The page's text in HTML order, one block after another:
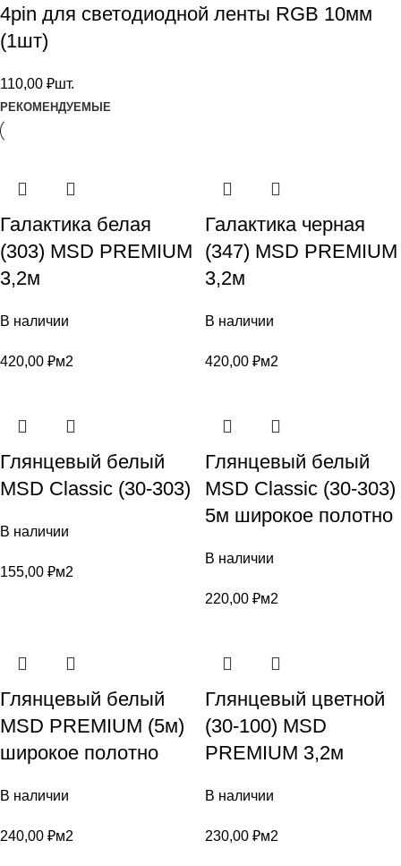
4pin для светодиодной ленты RGB 10мм
(1шт)
110,00 ₽шт.
РЕКОМЕНДУЕМЫЕ
Галактика белая
(303) MSD PREMIUM
3,2м
В наличии
420,00 ₽м2
Галактика черная
(347) MSD PREMIUM
3,2м
В наличии
420,00 ₽м2
Глянцевый белый
MSD Classic (30-303)
В наличии
155,00 ₽м2
Глянцевый белый
MSD Classic (30-303)
5м широкое полотно
В наличии
220,00 ₽м2
Глянцевый белый
MSD PREMIUM (5м)
широкое полотно
В наличии
240,00 ₽м2
Глянцевый цветной
(30-100) MSD
PREMIUM 3,2м
В наличии
230,00 ₽м2